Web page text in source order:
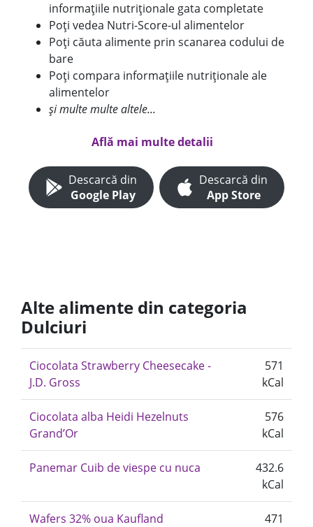
informațiile nutriționale gata completate
Poți vedea Nutri-Score-ul alimentelor
Poți căuta alimente prin scanarea codului de
bare
Poți compara informațiile nutriționale ale
alimentelor
și multe multe altele...
Află mai multe detalii
Descarcă din
Google Play
Descarcă din
App Store
Alte alimente din categoria
Dulciuri
Ciocolata Strawberry Cheesecake -
J.D. Gross
571
kCal
Ciocolata alba Heidi Hezelnuts
Grand’Or
576
kCal
Panemar Cuib de viespe cu nuca
432.6
kCal
Wafers 32% oua Kaufland
471